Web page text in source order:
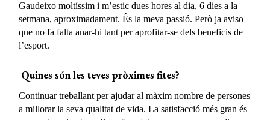
Gaudeixo moltíssim i m’estic dues hores al dia, 6 dies a la
setmana, aproximadament. És la meva passió. Però ja aviso
que no fa falta anar-hi tant per aprofitar-se dels beneficis de
l’esport.
Quines són les teves pròximes fites?
Continuar treballant per ajudar al màxim nombre de persones
a millorar la seva qualitat de vida. La satisfacció més gran és